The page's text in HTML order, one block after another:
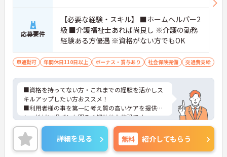
応募要件
【必要な経験・スキル】 ■ホームヘルパー2
級 ■介護福祉士あれば尚良し ※介護の勤務
経験ある方優遇 ※資格がない方でもOK
車通勤可 年間休日110日以上 ボーナス・賞与あり 社会保険完備 交通費支給
■資格を持ってない方・これまでの経験を活かしス
キルアップしたい方おススメ！
■利用者様の事を第一に考え質の高いケアを提供
し、地域に根ざした明るく解放的な施設です。
詳細を見る 無料 紹介してもらう